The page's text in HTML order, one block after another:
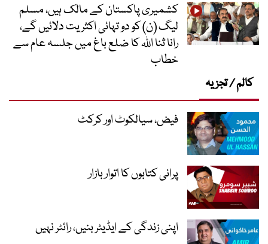
کشمیری پاکستان کے مالک ہیں، مسلم
لیگ (ن) کو دو تہائی اکثریت دلائیں گے،
رانا ثنا اللہ کا ضلع باغ میں جلسہ عام سے
خطاب
کالم / تجزیہ
فیض، سیالکوٹ اور کرکٹ
پرانی کتابوں کا اتوار بازار
اپنی زندگی کے ایڈیٹر بنیں، رائٹر نہیں